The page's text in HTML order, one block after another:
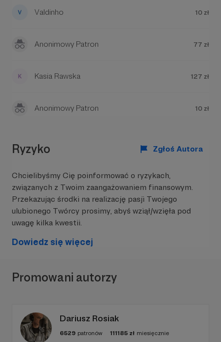
Valdinho 10 zł
Anonimowy Patron 77 zł
Kasia Rawska 127 zł
Anonimowy Patron 10 zł
Ryzyko Zgłoś Autora
Chcielibyśmy Cię poinformować o ryzykach,
związanych z Twoim zaangażowaniem finansowym.
Przekazując środki na realizację pasji Twojego
ulubionego Twórcy prosimy, abyś wziął/wzięła pod
uwagę kilka kwestii.
Dowiedz się więcej
Promowani autorzy
Dariusz Rosiak
6529 patronów 111185 zł miesięcznie